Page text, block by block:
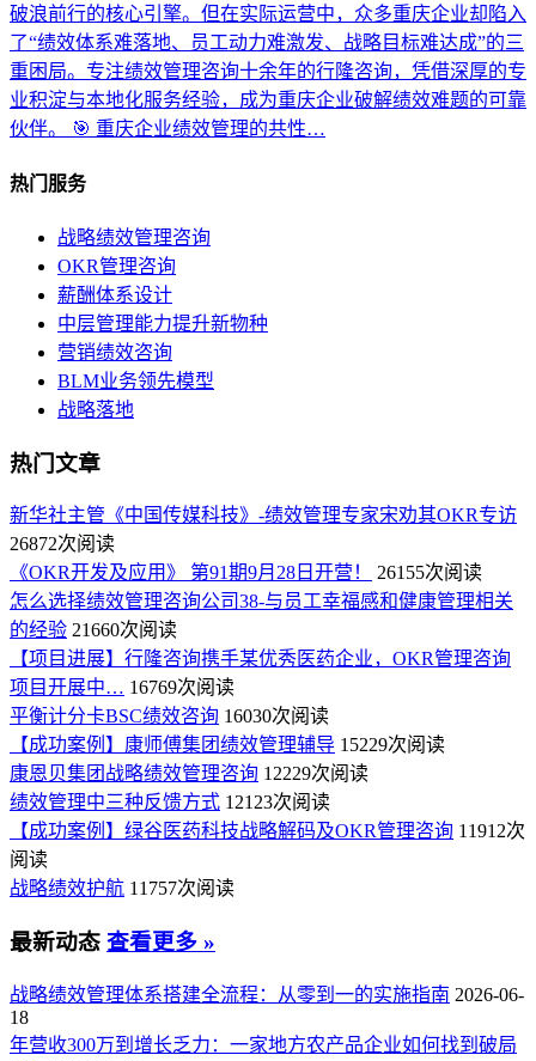
破浪前行的核心引擎。但在实际运营中，众多重庆企业却陷入
了“绩效体系难落地、员工动力难激发、战略目标难达成”的三
重困局。专注绩效管理咨询十余年的行隆咨询，凭借深厚的专
业积淀与本地化服务经验，成为重庆企业破解绩效难题的可靠
伙伴。 🎯 重庆企业绩效管理的共性…
热门服务
战略绩效管理咨询
OKR管理咨询
薪酬体系设计
中层管理能力提升新物种
营销绩效咨询
BLM业务领先模型
战略落地
热门文章
新华社主管《中国传媒科技》-绩效管理专家宋劝其OKR专访
26872次阅读
《OKR开发及应用》 第91期9月28日开营！
26155次阅读
怎么选择绩效管理咨询公司38-与员工幸福感和健康管理相关
的经验 21660次阅读
【项目进展】行隆咨询携手某优秀医药企业，OKR管理咨询
项目开展中… 16769次阅读
平衡计分卡BSC绩效咨询 16030次阅读
【成功案例】康师傅集团绩效管理辅导 15229次阅读
康恩贝集团战略绩效管理咨询 12229次阅读
绩效管理中三种反馈方式 12123次阅读
【成功案例】绿谷医药科技战略解码及OKR管理咨询 11912次
阅读
战略绩效护航 11757次阅读
最新动态 查看更多 »
战略绩效管理体系搭建全流程：从零到一的实施指南 2026-06-
18
年营收300万到增长乏力：一家地方农产品企业如何找到破局